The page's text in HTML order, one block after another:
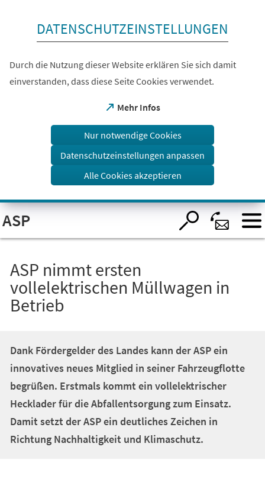
Visuelle
Assistenzsoftware
öffnen.
DATENSCHUTZEINSTELLUNGEN
Durch die Nutzung dieser Website erklären Sie sich damit
einverstanden, dass diese Seite Cookies verwendet.
Mehr Infos
(Öffnet
einem
Tab)
Nur notwendige Cookies
Datenschutzeinstellungen anpassen
Alle Cookies akzeptieren
ASP
ASP nimmt ersten
vollelektrischen Müllwagen in
Betrieb
Dank Fördergelder des Landes kann der ASP ein
innovatives neues Mitglied in seiner Fahrzeugflotte
begrüßen. Erstmals kommt ein vollelektrischer
Hecklader für die Abfallentsorgung zum Einsatz.
Damit setzt der ASP ein deutliches Zeichen in
Richtung Nachhaltigkeit und Klimaschutz.